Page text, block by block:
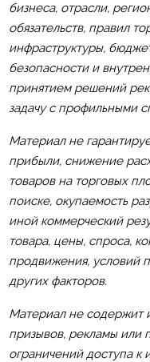
бизнеса, отрасли,
обязательств, правил
инфраструктуры,
безопасности и
принятием решений
задачу с профильными
Материал не
прибыли, снижение
товаров на торговых
поиске, окупаемость
иной коммерческий
товара, цены, спроса,
продвижения, условий
других факторов.
Материал не содержит
призывов, рекламы или
ограничений доступа